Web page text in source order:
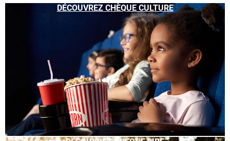
DÉCOUVREZ CHÈQUE CULTURE